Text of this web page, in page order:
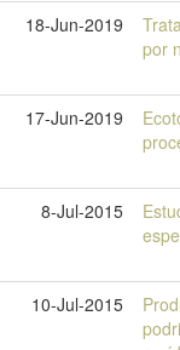
18-Jun-2019
por
17-Jun-2019
8-Jul-2015
10-Jul-2015